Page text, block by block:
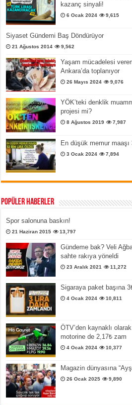
kazanç sinyali!
6 Ocak 2024 9,615
Siyaset Gündemi Baş Döndürüyor
21 Ağustos 2014 9,562
Yaşam mücadelesi
Ankara’da toplanıyor
26 Mayıs 2024 9,076
YÖK’teki denklik
projesi mi?
8 Ağustos 2019 7,987
En düşük memur
3 Ocak 2024 7,894
Popüler Haberler
Spor salonuna baskın!
21 Haziran 2015 13,797
Gündeme bak? Veli
sahte rakıya yöneldi
23 Aralık 2021 11,272
Sigaraya paket başına
4 Ocak 2024 10,811
ÖTV’den kaynaklı
motorine de 2,17₺ zam
4 Ocak 2024 10,377
Magazin dünyasına
26 Ocak 2025 9,890